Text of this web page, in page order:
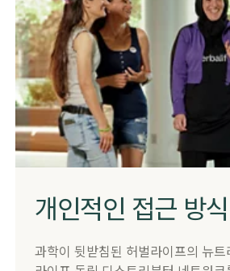
개인적인 접근 방식
과학이 뒷받침된 허벌라이프의 뉴